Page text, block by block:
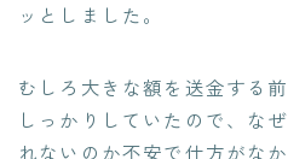
ッとしました。
むしろ大きな額を送金する
しっかりしていたので、な
れないのか不安で仕方がな